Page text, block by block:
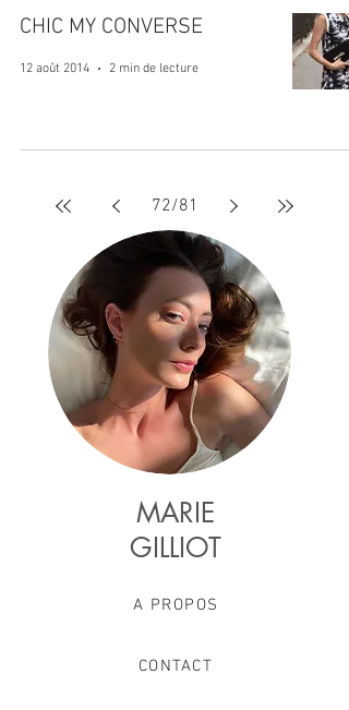
CHIC MY CONVERSE
12 août 2014 2 min de lecture
72/81
MARIE
GILLIOT
A PROPOS
CONTACT